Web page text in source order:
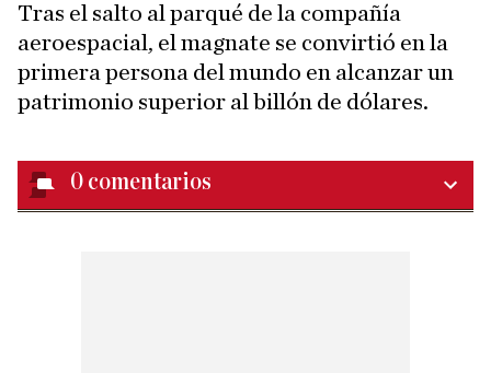
Tras el salto al parqué de la compañía
aeroespacial, el magnate se convirtió en la
primera persona del mundo en alcanzar un
patrimonio superior al billón de dólares.
0 comentarios